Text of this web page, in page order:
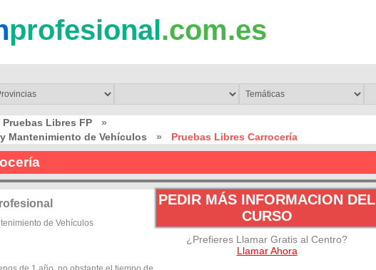
profesional.com.es
Pruebas Libres FP
»
Mantenimiento de Vehículos
» Pruebas Libres Carrocería
PEDIR MÁS INFORMACION DEL
CURSO
¿Prefieres Llamar Gratis al Centro?
Llamar Ahora
de Vehículos